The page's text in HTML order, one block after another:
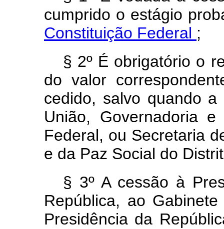
cumprido o estágio
Constituição Federal ;
§ 2º É obrigatório o
do valor
cedido, salvo quando
União, Governadoria
Federal, ou Secretaria
e da Paz Social do
§ 3º A cessão à
República, ao
Presidência da